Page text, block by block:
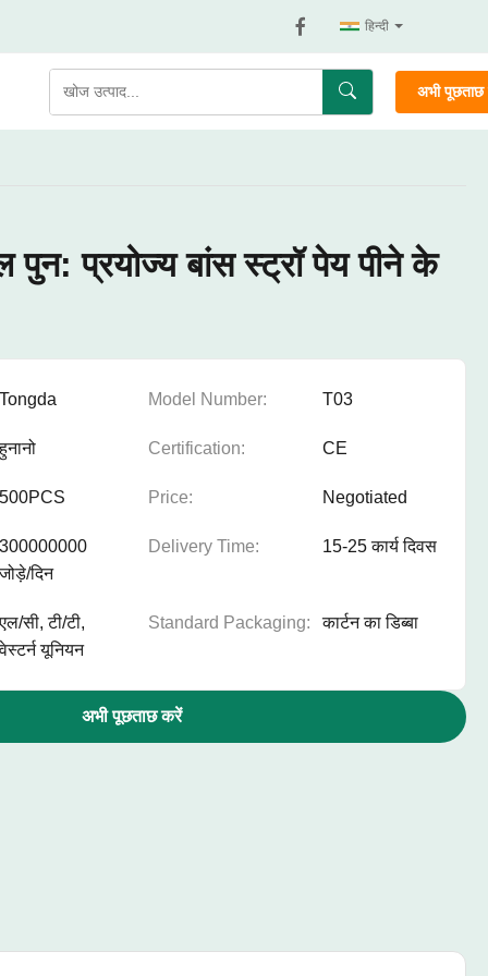
हिन्दी
अभी
प्रयोज्य बांस स्ट्रॉ पेय पीने के
Tongda Model Number: T03
हुनानो Certification: CE
500PCS Price: Negotiated
300000000
जोड़े/दिन
Delivery Time: 15-25 कार्य दिवस
एल/सी, टी/टी,
वेस्टर्न यूनियन
Standard Packaging: कार्टन का डिब्बा
अभी पूछताछ करें